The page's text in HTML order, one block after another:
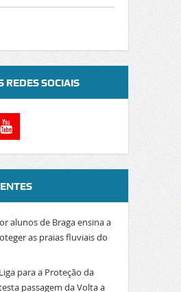
REDES SOCIAIS
alunos de Braga ensina a
as praias fluviais do
para a Proteção da
passagem da Volta a